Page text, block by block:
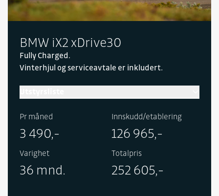
BMW iX2 xDrive30
Fully Charged.
Vinterhjul og serviceavtale er inkludert.
Pr måned
3 490,-
Innskudd/etablering
126 965,-
Varighet
36 mnd.
Totalpris
252 605,-